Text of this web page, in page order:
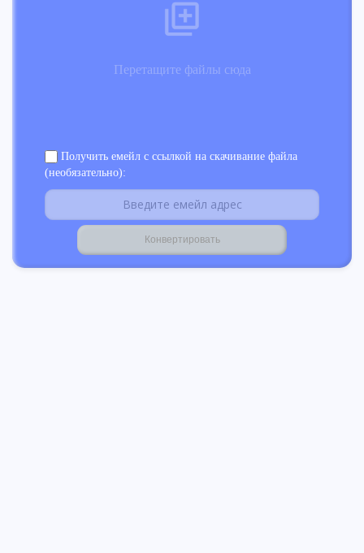
Перетащите файлы сюда
Получить емейл с ссылкой на скачивание файла
(необязательно):